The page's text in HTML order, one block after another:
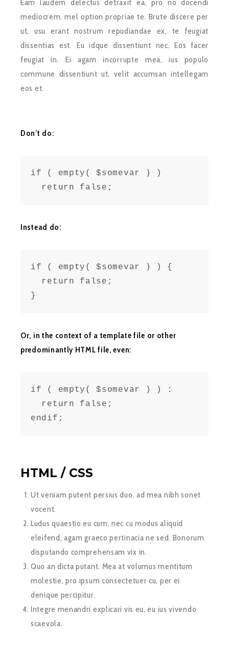
Eam laudem delectus detraxit ea, pro no docendi
mediocrem, mel option propriae te. Brute discere per
ut, usu erant nostrum repudiandae ex, te feugiat
dissentias est. Eu idque dissentiunt nec. Eos facer
feugiat in. Ei agam incorrupte mea, ius populo
commune dissentiunt ut, velit accumsan intellegam
eos et.
Don’t do:
if ( empty( $somevar ) )
  return false;
Instead do:
if ( empty( $somevar ) ) {
  return false;
}
Or, in the context of a template file or other
predominantly HTML file, even:
if ( empty( $somevar ) ) :
  return false;
endif;
HTML / CSS
Ut veniam putent persius duo, ad mea nibh sonet
vocent.
Ludus quaestio eu cum, nec cu modus aliquid
eleifend, agam graeco pertinacia ne sed. Bonorum
disputando comprehensam vix in.
Quo an dicta putant. Mea at volumus mentitum
molestie, pro ipsum consectetuer cu, per ei
denique percipitur.
Integre menandri explicari vis eu, eu ius vivendo
scaevola.